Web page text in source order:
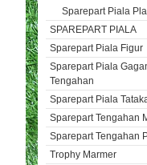
Sparepart Piala
SPAREPART PIALA
Sparepart Piala Figur
Sparepart Piala
Tengahan
Sparepart Piala
Sparepart Tengahan
Sparepart Tengahan
Trophy Marmer